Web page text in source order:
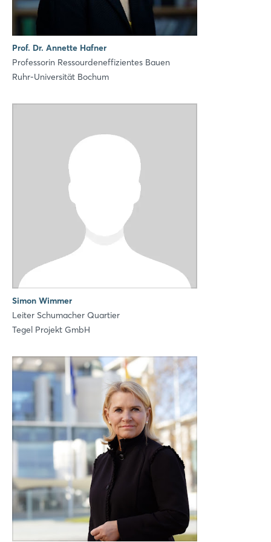
Prof. Dr. Annette Hafner
Professorin Ressourdeneffizientes Bauen
Ruhr-Universität Bochum
Simon Wimmer
Leiter Schumacher Quartier
Tegel Projekt GmbH